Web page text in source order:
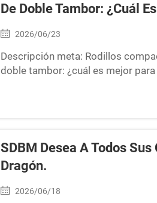
De Doble Tambor: ¿cuál
2026/06/23
Descripción meta: Rodillos
doble tambor: ¿cuál es mejor
SDBM Desea A Todos
Dragón.
2026/06/18